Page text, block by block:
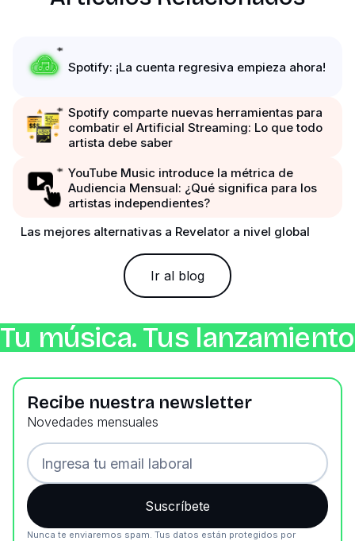
Spotify: ¡La cuenta regresiva empieza ahora!
Spotify comparte nuevas herramientas para
combatir el Artificial Streaming: Lo que todo
artista debe saber
YouTube Music introduce la métrica de
Audiencia Mensual: ¿Qué significa para los
artistas independientes?
Las mejores alternativas a Revelator a nivel global
Ir al blog
Tu música. Tus
Recibe nuestra newsletter
Novedades mensuales
Nunca te enviaremos spam. Tus datos están protegidos por